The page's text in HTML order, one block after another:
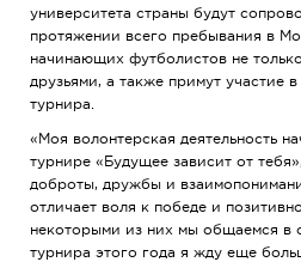
университета страны будут
протяжении всего пребывания в
начинающих футболистов не
друзьями, а также примут участие
турнира.
«Моя волонтерская деятельность
турнире «Будущее зависит от
доброты, дружбы и
отличает воля к победе и
некоторыми из них мы общаемся в
турнира этого года я жду еще